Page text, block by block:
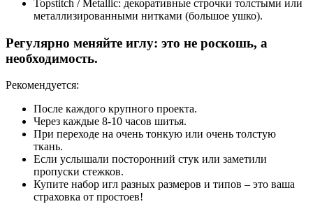
Topstitch / Metallic: декоративные строчки толстыми или
металлизированными нитками (большое ушко).
Регулярно меняйте иглу: это не роскошь, а
необходимость.
Рекомендуется:
После каждого крупного проекта.
Через каждые 8-10 часов шитья.
При переходе на очень тонкую или очень толстую
ткань.
Если услышали посторонний стук или заметили
пропуски стежков.
Купите набор игл разных размеров и типов – это ваша
страховка от простоев!